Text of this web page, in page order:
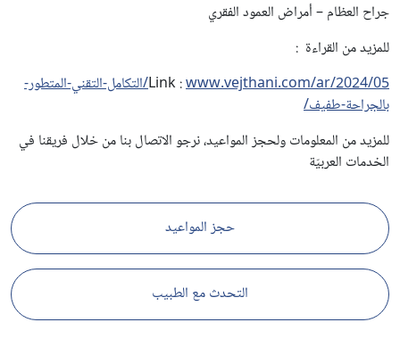
جراح العظام – أمراض العمود الفقري
للمزيد من القراءة :
Link :www.vejthani.com/ar/2024/05/التكامل-التقني-المتطور-
بالجراحة-طفيف/
للمزيد من المعلومات ولحجز المواعيد، نرجو الاتصال بنا من خلال فريقنا في
الخدمات العربيّة
حجز المواعيد
التحدث مع الطبيب